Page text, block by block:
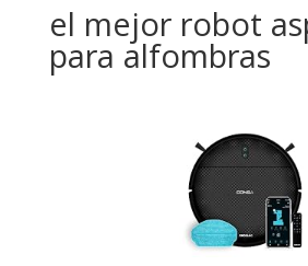
el mejor robot
para alfombras